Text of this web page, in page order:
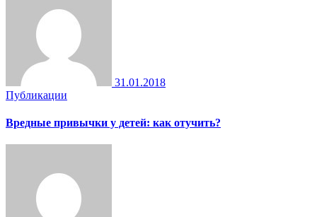
31.01.2018
Публикации
Вредные привычки у детей: как отучить?